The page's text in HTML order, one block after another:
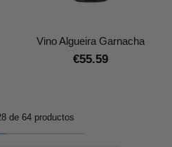
Vino Algueira Garnacha
€55.59
de 64 productos